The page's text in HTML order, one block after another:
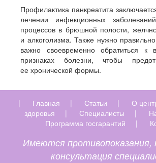
Профилактика панкреатита
лечении инфекционных
процессов в брюшной полости,
и алкоголизма. Также нужно
важно своевременно обратиться к
признаках болезни, чтобы
ее хронической формы.
| Главная | Статьи | О
здоровья
| Специалисты |
Программа госгарантий
|
Имеются противопоказания,
консультация